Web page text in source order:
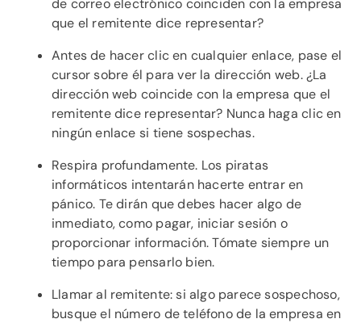
de correo electrónico coinciden con la empresa
que el remitente dice representar?
Antes de hacer clic en cualquier enlace, pase el
cursor sobre él para ver la dirección web. ¿La
dirección web coincide con la empresa que el
remitente dice representar? Nunca haga clic en
ningún enlace si tiene sospechas.
Respira profundamente. Los piratas
informáticos intentarán hacerte entrar en
pánico. Te dirán que debes hacer algo de
inmediato, como pagar, iniciar sesión o
proporcionar información. Tómate siempre un
tiempo para pensarlo bien.
Llamar al remitente: si algo parece sospechoso,
busque el número de teléfono de la empresa en